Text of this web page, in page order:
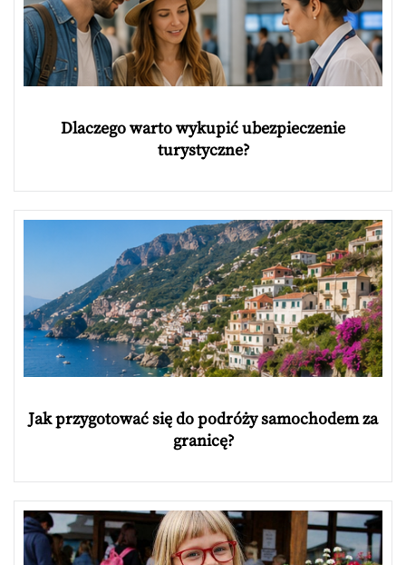
Dlaczego warto wykupić ubezpieczenie
turystyczne?
Jak przygotować się do podróży samochodem za
granicę?